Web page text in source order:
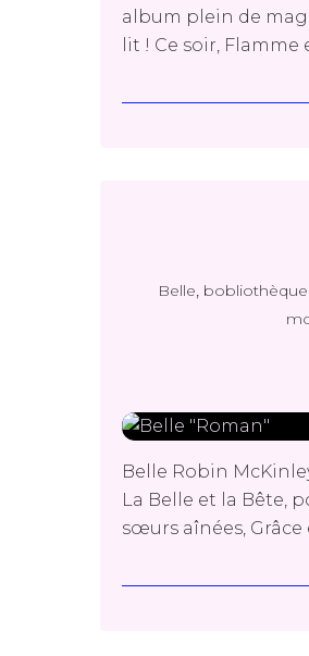
album plein de
lit ! Ce soir,
Belle, bobliothèque
Belle Robin
La Belle et la Bête,
sœurs aînées, Grâce